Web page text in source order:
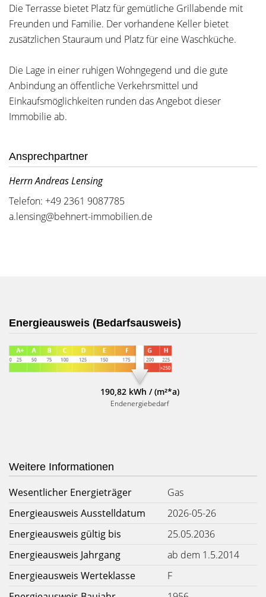
Die Terrasse bietet Platz für gemütliche Grillabende mit
Freunden und Familie. Der vorhandene Keller bietet
zusätzlichen Stauraum und Platz für eine Waschküche.
Die Lage in einer ruhigen Wohngegend und die gute
Anbindung an öffentliche Verkehrsmittel und
Einkaufsmöglichkeiten runden das Angebot dieser
Immobilie ab.
Ansprechpartner
Herrn Andreas Lensing
Telefon: +49 2361 9087785
a.lensing@behnert-immobilien.de
Energieausweis (Bedarfsausweis)
190,82 kWh / (m²*a)
Endenergiebedarf
Weitere Informationen
Wesentlicher Energieträger
Gas
Energieausweis Ausstelldatum
2026-05-26
Energieausweis gültig bis
25.05.2036
Energieausweis Jahrgang
ab dem 1.5.2014
Energieausweis Werteklasse
F